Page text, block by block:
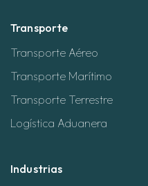
Transporte
Transporte Aéreo
Transporte Marítimo
Transporte Terrestre
Logística Aduanera
Industrias